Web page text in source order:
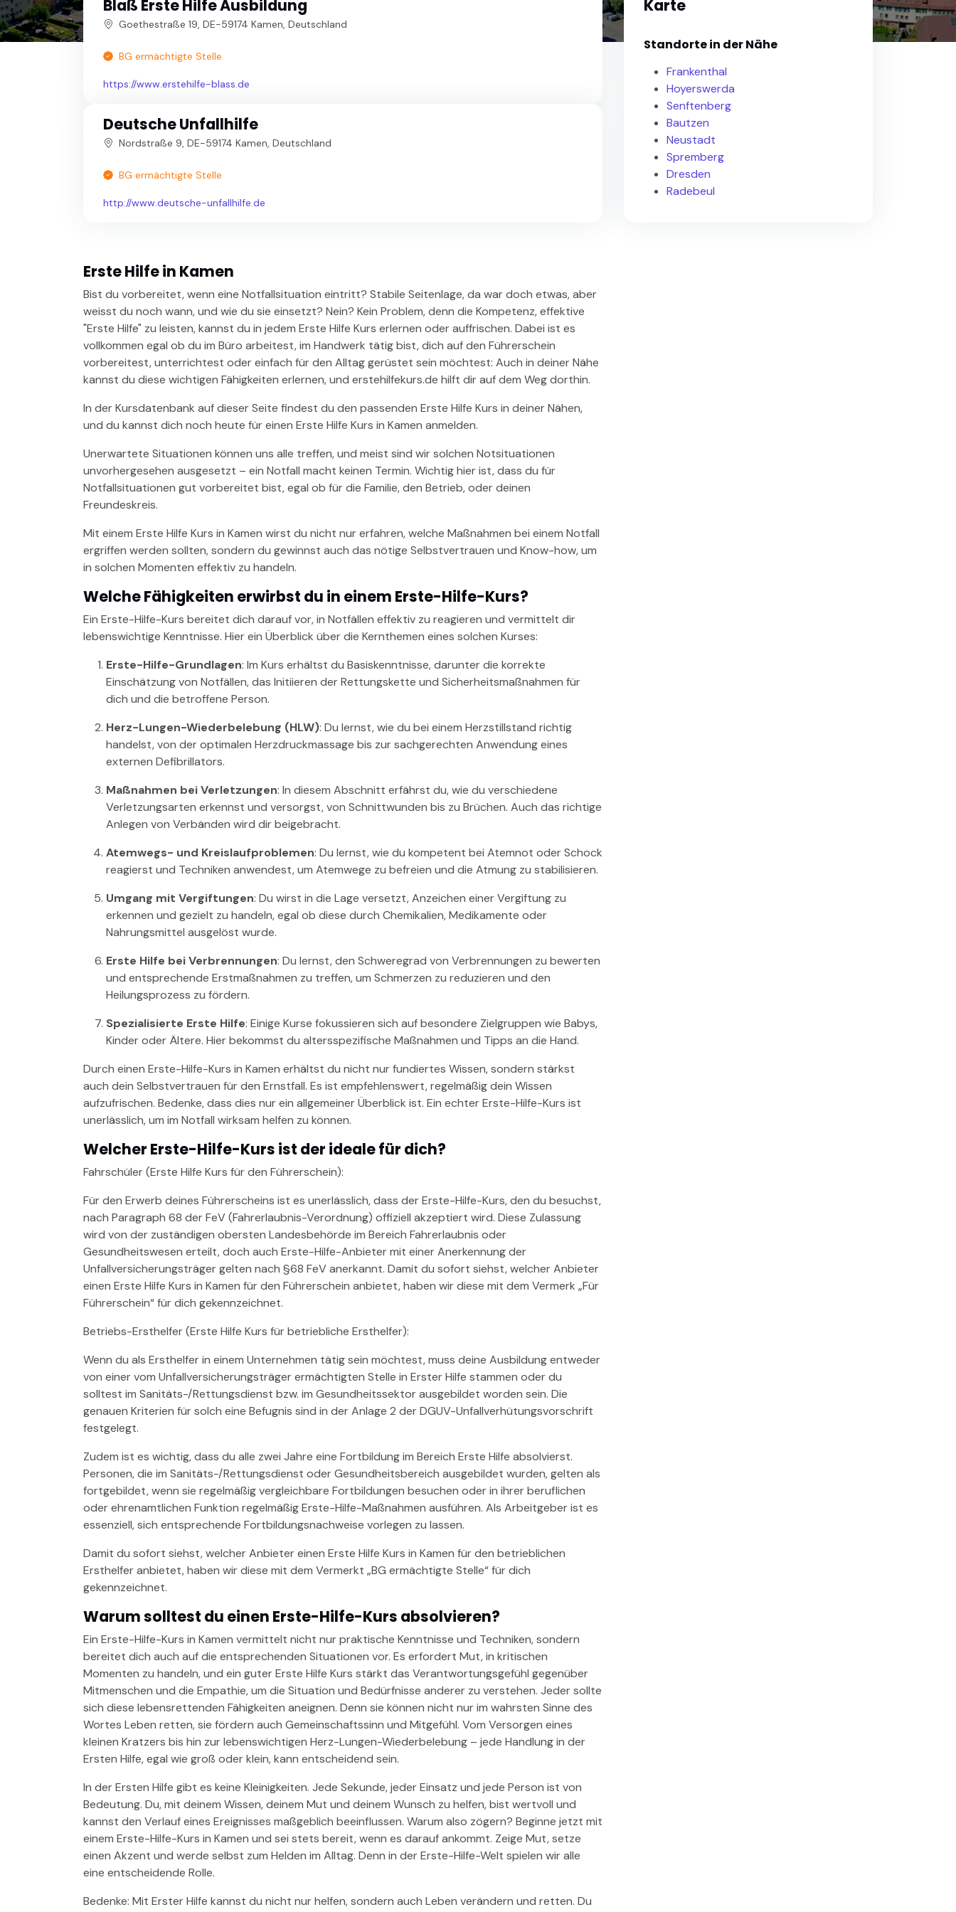
Blaß Erste Hilfe Ausbildung
Goethestraße 19, DE-59174 Kamen, Deutschland
BG ermächtigte Stelle
https://www.erstehilfe-blass.de
Deutsche Unfallhilfe
Nordstraße 9, DE-59174 Kamen, Deutschland
BG ermächtigte Stelle
http://www.deutsche-unfallhilfe.de
Erste Hilfe in Kamen
Bist du vorbereitet, wenn eine Notfallsituation eintritt? Stabile Seitenlage, da war doch etwas, aber
weisst du noch wann, und wie du sie einsetzt? Nein? Kein Problem, denn die Kompetenz, effektive
"Erste Hilfe" zu leisten, kannst du in jedem Erste Hilfe Kurs erlernen oder auffrischen. Dabei ist es
vollkommen egal ob du im Büro arbeitest, im Handwerk tätig bist, dich auf den Führerschein
vorbereitest, unterrichtest oder einfach für den Alltag gerüstet sein möchtest: Auch in deiner Nähe
kannst du diese wichtigen Fähigkeiten erlernen, und erstehilfekurs.de hilft dir auf dem Weg dorthin.
In der Kursdatenbank auf dieser Seite findest du den passenden Erste Hilfe Kurs in deiner Nähen,
und du kannst dich noch heute für einen Erste Hilfe Kurs in Kamen anmelden.
Unerwartete Situationen können uns alle treffen, und meist sind wir solchen Notsituationen
unvorhergesehen ausgesetzt – ein Notfall macht keinen Termin. Wichtig hier ist, dass du für
Notfallsituationen gut vorbereitet bist, egal ob für die Familie, den Betrieb, oder deinen
Freundeskreis.
Mit einem Erste Hilfe Kurs in Kamen wirst du nicht nur erfahren, welche Maßnahmen bei einem Notfall
ergriffen werden sollten, sondern du gewinnst auch das nötige Selbstvertrauen und Know-how, um
in solchen Momenten effektiv zu handeln.
Welche Fähigkeiten erwirbst du in einem Erste-Hilfe-Kurs?
Ein Erste-Hilfe-Kurs bereitet dich darauf vor, in Notfällen effektiv zu reagieren und vermittelt dir
lebenswichtige Kenntnisse. Hier ein Überblick über die Kernthemen eines solchen Kurses:
Erste-Hilfe-Grundlagen: Im Kurs erhältst du Basiskenntnisse, darunter die korrekte
Einschätzung von Notfällen, das Initiieren der Rettungskette und Sicherheitsmaßnahmen für
dich und die betroffene Person.
Herz-Lungen-Wiederbelebung (HLW): Du lernst, wie du bei einem Herzstillstand richtig
handelst, von der optimalen Herzdruckmassage bis zur sachgerechten Anwendung eines
externen Defibrillators.
Maßnahmen bei Verletzungen: In diesem Abschnitt erfährst du, wie du verschiedene
Verletzungsarten erkennst und versorgst, von Schnittwunden bis zu Brüchen. Auch das richtige
Anlegen von Verbänden wird dir beigebracht.
Atemwegs- und Kreislaufproblemen: Du lernst, wie du kompetent bei Atemnot oder Schock
reagierst und Techniken anwendest, um Atemwege zu befreien und die Atmung zu stabilisieren.
Umgang mit Vergiftungen: Du wirst in die Lage versetzt, Anzeichen einer Vergiftung zu
erkennen und gezielt zu handeln, egal ob diese durch Chemikalien, Medikamente oder
Nahrungsmittel ausgelöst wurde.
Erste Hilfe bei Verbrennungen: Du lernst, den Schweregrad von Verbrennungen zu bewerten
und entsprechende Erstmaßnahmen zu treffen, um Schmerzen zu reduzieren und den
Heilungsprozess zu fördern.
Spezialisierte Erste Hilfe: Einige Kurse fokussieren sich auf besondere Zielgruppen wie Babys,
Kinder oder Ältere. Hier bekommst du altersspezifische Maßnahmen und Tipps an die Hand.
Durch einen Erste-Hilfe-Kurs in Kamen erhältst du nicht nur fundiertes Wissen, sondern stärkst
auch dein Selbstvertrauen für den Ernstfall. Es ist empfehlenswert, regelmäßig dein Wissen
aufzufrischen. Bedenke, dass dies nur ein allgemeiner Überblick ist. Ein echter Erste-Hilfe-Kurs ist
unerlässlich, um im Notfall wirksam helfen zu können.
Welcher Erste-Hilfe-Kurs ist der ideale für dich?
Fahrschüler (Erste Hilfe Kurs für den Führerschein):
Für den Erwerb deines Führerscheins ist es unerlässlich, dass der Erste-Hilfe-Kurs, den du besuchst,
nach Paragraph 68 der FeV (Fahrerlaubnis-Verordnung) offiziell akzeptiert wird. Diese Zulassung
wird von der zuständigen obersten Landesbehörde im Bereich Fahrerlaubnis oder
Gesundheitswesen erteilt, doch auch Erste-Hilfe-Anbieter mit einer Anerkennung der
Unfallversicherungsträger gelten nach §68 FeV anerkannt. Damit du sofort siehst, welcher Anbieter
einen Erste Hilfe Kurs in Kamen für den Führerschein anbietet, haben wir diese mit dem Vermerk „Für
Führerschein“ für dich gekennzeichnet.
Betriebs-Ersthelfer (Erste Hilfe Kurs für betriebliche Ersthelfer):
Wenn du als Ersthelfer in einem Unternehmen tätig sein möchtest, muss deine Ausbildung entweder
von einer vom Unfallversicherungsträger ermächtigten Stelle in Erster Hilfe stammen oder du
solltest im Sanitäts-/Rettungsdienst bzw. im Gesundheitssektor ausgebildet worden sein. Die
genauen Kriterien für solch eine Befugnis sind in der Anlage 2 der DGUV-Unfallverhütungsvorschrift
festgelegt.
Zudem ist es wichtig, dass du alle zwei Jahre eine Fortbildung im Bereich Erste Hilfe absolvierst.
Personen, die im Sanitäts-/Rettungsdienst oder Gesundheitsbereich ausgebildet wurden, gelten als
fortgebildet, wenn sie regelmäßig vergleichbare Fortbildungen besuchen oder in ihrer beruflichen
oder ehrenamtlichen Funktion regelmäßig Erste-Hilfe-Maßnahmen ausführen. Als Arbeitgeber ist es
essenziell, sich entsprechende Fortbildungsnachweise vorlegen zu lassen.
Damit du sofort siehst, welcher Anbieter einen Erste Hilfe Kurs in Kamen für den betrieblichen
Ersthelfer anbietet, haben wir diese mit dem Vermerkt „BG ermächtigte Stelle“ für dich
gekennzeichnet.
Warum solltest du einen Erste-Hilfe-Kurs absolvieren?
Ein Erste-Hilfe-Kurs in Kamen vermittelt nicht nur praktische Kenntnisse und Techniken, sondern
bereitet dich auch auf die entsprechenden Situationen vor. Es erfordert Mut, in kritischen
Momenten zu handeln, und ein guter Erste Hilfe Kurs stärkt das Verantwortungsgefühl gegenüber
Mitmenschen und die Empathie, um die Situation und Bedürfnisse anderer zu verstehen. Jeder sollte
sich diese lebensrettenden Fähigkeiten aneignen. Denn sie können nicht nur im wahrsten Sinne des
Wortes Leben retten, sie fördern auch Gemeinschaftssinn und Mitgefühl. Vom Versorgen eines
kleinen Kratzers bis hin zur lebenswichtigen Herz-Lungen-Wiederbelebung – jede Handlung in der
Ersten Hilfe, egal wie groß oder klein, kann entscheidend sein.
In der Ersten Hilfe gibt es keine Kleinigkeiten. Jede Sekunde, jeder Einsatz und jede Person ist von
Bedeutung. Du, mit deinem Wissen, deinem Mut und deinem Wunsch zu helfen, bist wertvoll und
kannst den Verlauf eines Ereignisses maßgeblich beeinflussen. Warum also zögern? Beginne jetzt mit
einem Erste-Hilfe-Kurs in Kamen und sei stets bereit, wenn es darauf ankommt. Zeige Mut, setze
einen Akzent und werde selbst zum Helden im Alltag. Denn in der Erste-Hilfe-Welt spielen wir alle
eine entscheidende Rolle.
Bedenke: Mit Erster Hilfe kannst du nicht nur helfen, sondern auch Leben verändern und retten. Du
Karte
Standorte in der Nähe
Frankenthal
Hoyerswerda
Senftenberg
Bautzen
Neustadt
Spremberg
Dresden
Radebeul